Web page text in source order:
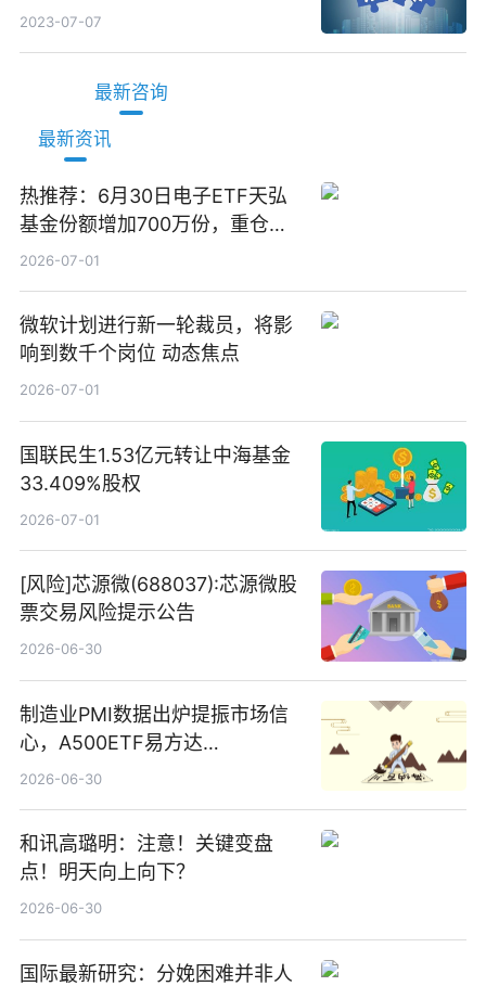
讼离婚吗？
2023-07-07
最新咨询
最新资讯
热推荐：6月30日电子ETF天弘
基金份额增加700万份，重仓股
立讯精密、寒武纪、工业富联
2026-07-01
微软计划进行新一轮裁员，将影
响到数千个岗位 动态焦点
2026-07-01
国联民生1.53亿元转让中海基金
33.409%股权
2026-07-01
[风险]芯源微(688037):芯源微股
票交易风险提示公告
2026-06-30
制造业PMI数据出炉提振市场信
心，A500ETF易方达
（159361）昨日“吸金”1.7亿元-
2026-06-30
和讯高璐明：注意！关键变盘
点！明天向上向下？
2026-06-30
国际最新研究：分娩困难并非人